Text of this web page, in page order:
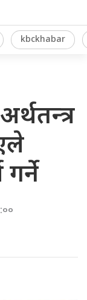
kbckhabar